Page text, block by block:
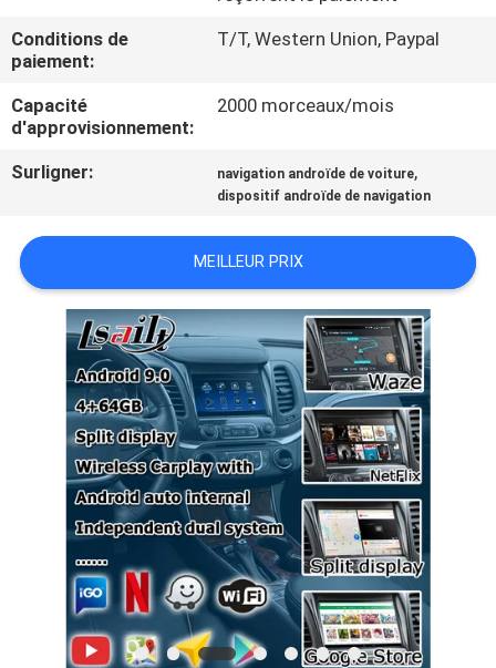
CONTACTEZ-
NOUS
NOUVELLES
CAS
PLAN
PRIVACY
POLICY
Conditions de
paiement:
T/T, Western Union, Paypal
Capacité
d'approvisionnement:
2000 morceaux/mois
Surligner: navigation androïde de voiture,
dispositif androïde de navigation
MEILLEUR PRIX